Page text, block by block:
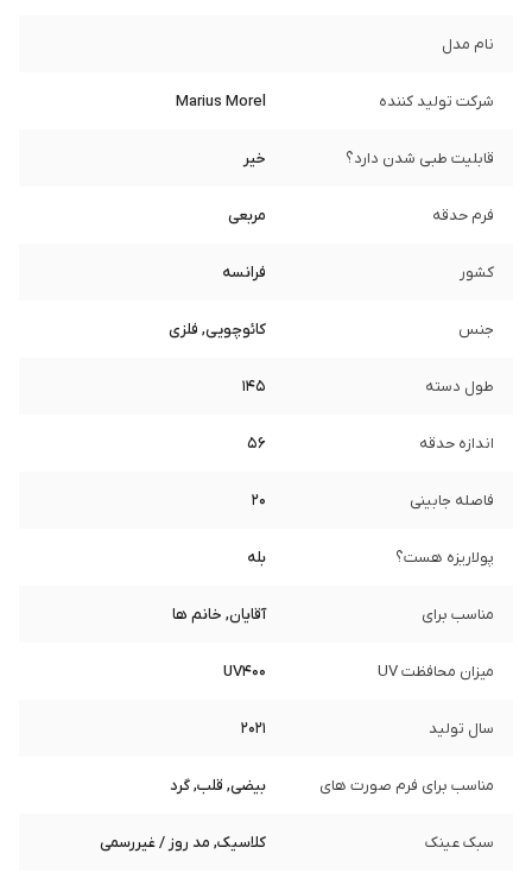
نام مدل
شرکت تولید کننده Marius Morel
قابلیت طبی شدن دارد؟ خیر
فرم حدقه مربعی
کشور فرانسه
جنس کائوچویی, فلزی
طول دسته 145
اندازه حدقه 56
فاصله جابینی 20
پولاریزه هست؟ بله
مناسب برای آقایان, خانم ها
میزان محافظت UV UV400
سال تولید 2021
مناسب برای فرم صورت های بیضی, قلب, گرد
سبک عینک کلاسیک, مد روز / غیررسمی